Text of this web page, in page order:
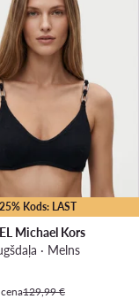
Kods: LAST
Michael Kors
· Melns
cena
129,99 €